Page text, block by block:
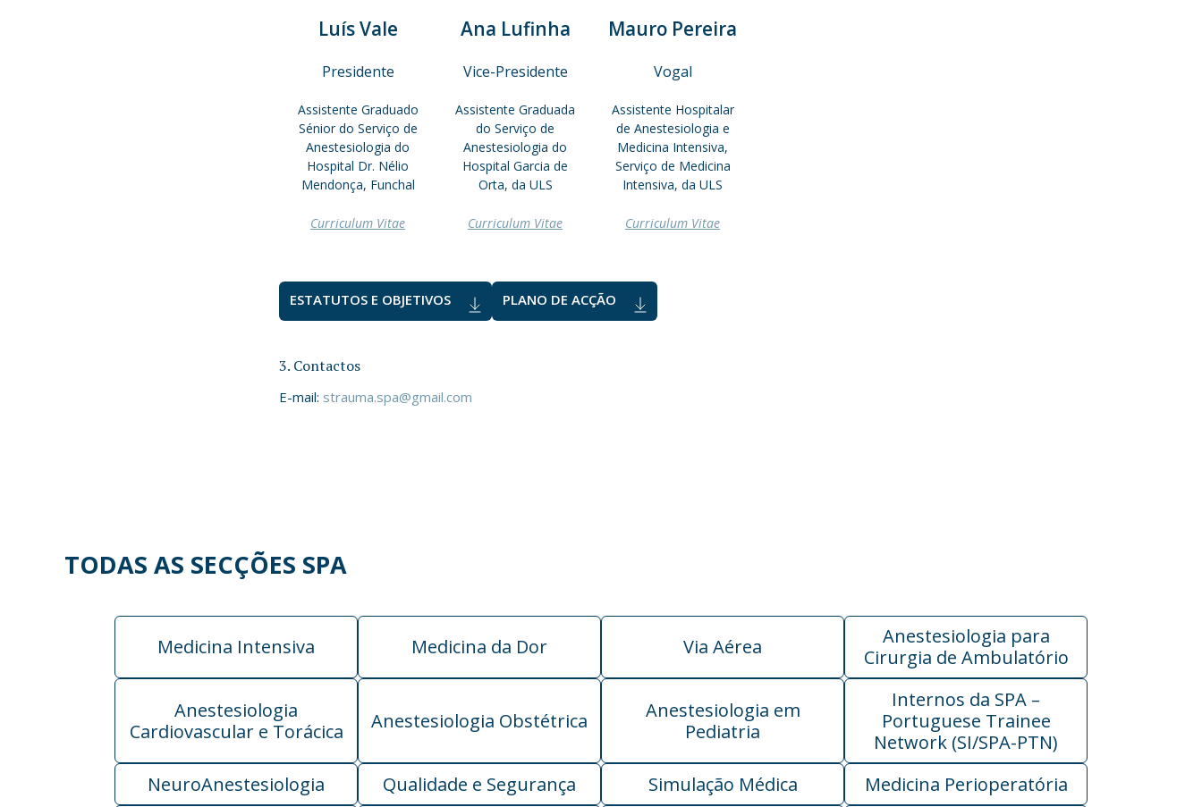
Luís Vale
Presidente
Assistente Graduado
Sénior do Serviço de
Anestesiologia do
Hospital Dr. Nélio
Mendonça, Funchal
Curriculum Vitae
Ana Lufinha
Vice-Presidente
Assistente Graduada
do Serviço de
Anestesiologia do
Hospital Garcia de
Orta, da ULS
Curriculum Vitae
Mauro Pereira
Vogal
Assistente Hospitalar
de Anestesiologia e
Medicina Intensiva,
Serviço de Medicina
Intensiva, da ULS
Curriculum Vitae
ESTATUTOS E OBJETIVOS PLANO DE ACÇÃO
3. Contactos
E-mail: strauma.spa@gmail.com
TODAS AS SECÇÕES SPA
Medicina Intensiva Medicina da Dor Via Aérea
Anestesiologia para
Cirurgia de Ambulatório
Anestesiologia
Cardiovascular e Torácica
Anestesiologia Obstétrica
Anestesiologia em
Pediatria
Internos da SPA –
Portuguese Trainee
Network (SI/SPA-PTN)
NeuroAnestesiologia
Qualidade e Segurança Simulação Médica Medicina Perioperatória